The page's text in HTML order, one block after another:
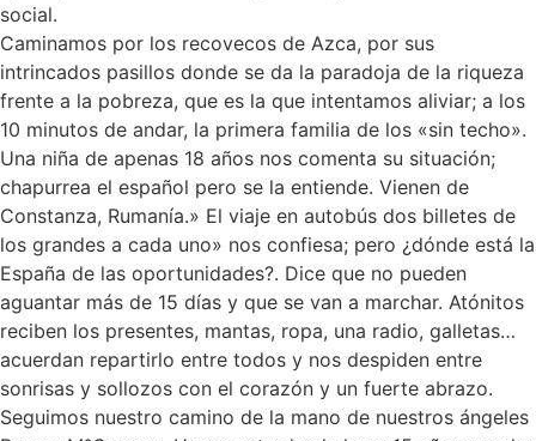
social.
Caminamos por los recovecos de Azca, por sus
intrincados pasillos donde se da la paradoja de la riqueza
frente a la pobreza, que es la que intentamos aliviar; a los
10 minutos de andar, la primera familia de los «sin techo».
Una niña de apenas 18 años nos comenta su situación;
chapurrea el español pero se la entiende. Vienen de
Constanza, Rumanía.» El viaje en autobús dos billetes de
los grandes a cada uno» nos confiesa; pero ¿dónde está la
España de las oportunidades?. Dice que no pueden
aguantar más de 15 días y que se van a marchar. Atónitos
reciben los presentes, mantas, ropa, una radio, galletas…
acuerdan repartirlo entre todos y nos despiden entre
sonrisas y sollozos con el corazón y un fuerte abrazo.
Seguimos nuestro camino de la mano de nuestros ángeles